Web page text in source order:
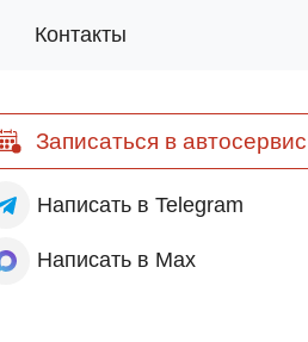
Контакты
Записаться в автосервис
Написатьв Telegram
Написатьв Max